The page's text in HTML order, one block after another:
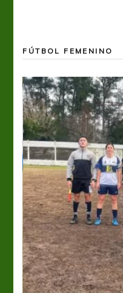
FÚTBOL FEMENINO